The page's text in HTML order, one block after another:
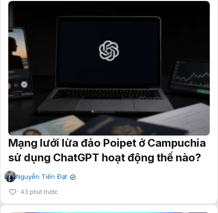
Mạng lưới lừa đảo Poipet ở Campuchia
sử dụng ChatGPT hoạt động thế nào?
Nguyễn Tiến Đạt ✔
43 phút trước